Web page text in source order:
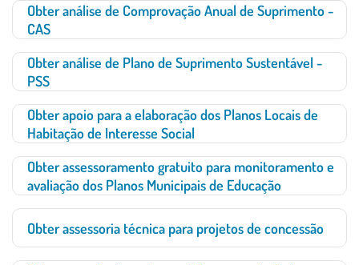
Obter análise de Comprovação Anual de Suprimento -
CAS
Obter análise de Plano de Suprimento Sustentável -
PSS
Obter apoio para a elaboração dos Planos Locais de
Habitação de Interesse Social
Obter assessoramento gratuito para monitoramento e
avaliação dos Planos Municipais de Educação
Obter assessoria técnica para projetos de concessão